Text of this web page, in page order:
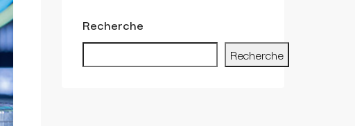
Recherche
Recherche